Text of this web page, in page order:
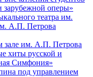
зарубежной оперы»
театра им.
А.П. Петрова